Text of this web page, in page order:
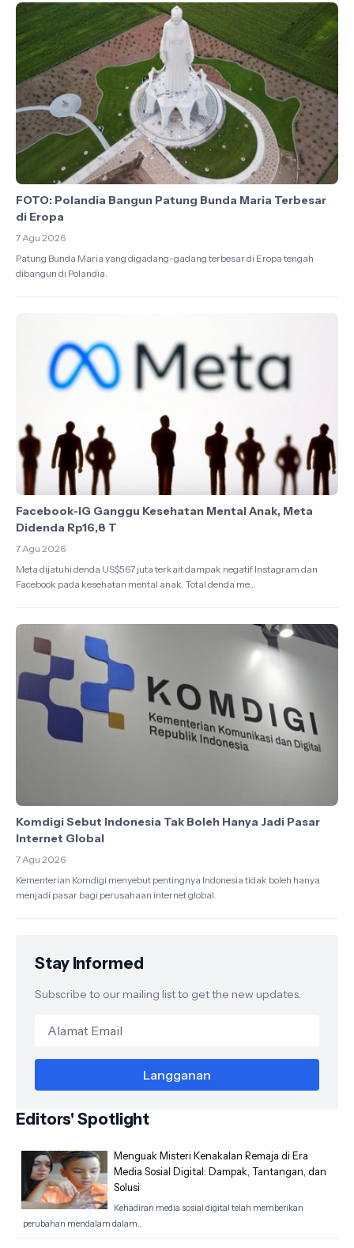
FOTO: Polandia Bangun Patung Bunda Maria Terbesar
di Eropa
7 Agu 2026
Patung Bunda Maria yang digadang-gadang terbesar di Eropa tengah
dibangun di Polandia.
Facebook-IG Ganggu Kesehatan Mental Anak, Meta
Didenda Rp16,8 T
7 Agu 2026
Meta dijatuhi denda US$567 juta terkait dampak negatif Instagram dan
Facebook pada kesehatan mental anak. Total denda me...
Komdigi Sebut Indonesia Tak Boleh Hanya Jadi Pasar
Internet Global
7 Agu 2026
Kementerian Komdigi menyebut pentingnya Indonesia tidak boleh hanya
menjadi pasar bagi perusahaan internet global.
Stay Informed
Subscribe to our mailing list to get the new updates.
Editors' Spotlight
Menguak Misteri Kenakalan Remaja di Era
Media Sosial Digital: Dampak, Tantangan, dan
Solusi
Kehadiran media sosial digital telah memberikan
perubahan mendalam dalam…